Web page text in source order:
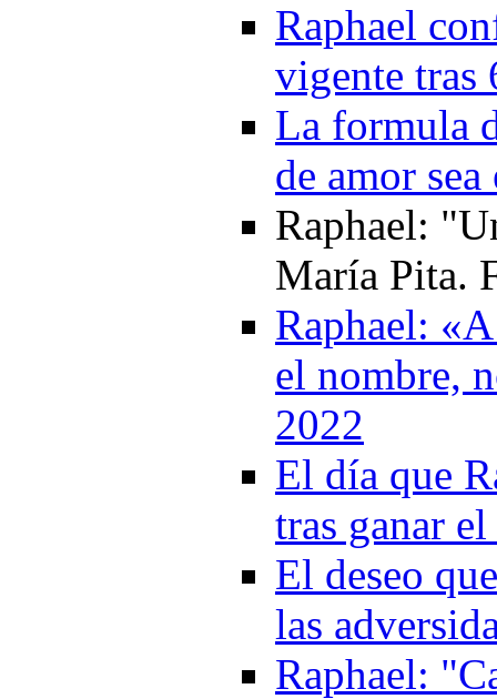
Raphael
vigente tras
La formula
de amor
Raphael:
María Pita.
Raphael:
el nombre,
2022
El día que
tras ganar
El deseo
las
Raphael: